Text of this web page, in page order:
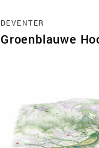
DEVENTER
Groenblauwe